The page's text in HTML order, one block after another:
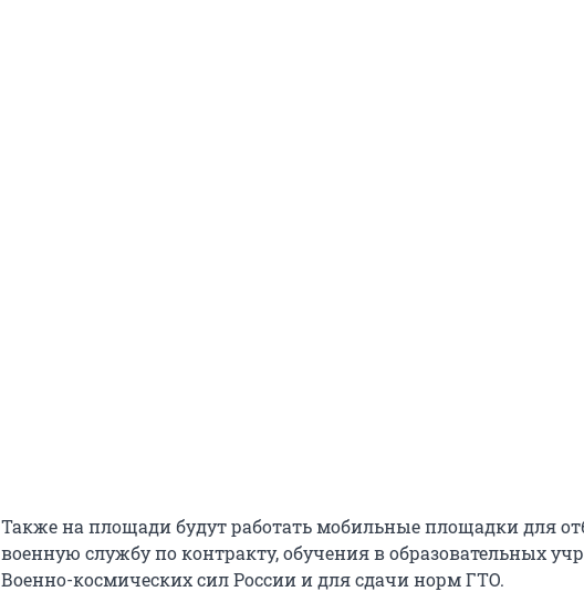
Также на площади будут работать мобильные площадки для
военную службу по контракту, обучения в образовательных
Военно-космических сил России и для сдачи норм ГТО.